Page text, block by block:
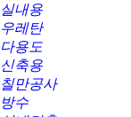
실내용
우레탄
다용도
신축용
칠만공사
방수